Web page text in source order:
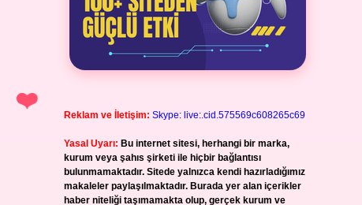
Reklam ve İletişim: Skype: live:.cid.575569c608265c69
Yasal Uyarı: Bu internet sitesi, herhangi bir marka,
kurum veya şahıs şirketi ile hiçbir bağlantısı
bulunmamaktadır. Sitede yalnızca kendi hazırladığımız
makaleler paylaşılmaktadır. Burada yer alan içerikler
haber niteliği taşımamakta olup, gerçek kurum ve